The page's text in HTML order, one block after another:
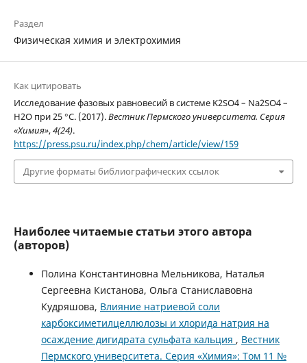
Раздел
Физическая химия и электрохимия
Как цитировать
Исследование фазовых равновесий в системе K2SO4 – Na2SO4 –
H2O при 25 °С. (2017).Вестник Пермского университета. Серия
«Химия»,4(24).
https://press.psu.ru/index.php/chem/article/view/159
Другие форматы библиографических ссылок
Наиболее читаемые статьи этого автора
(авторов)
Полина Константиновна Мельникова, Наталья
Сергеевна Кистанова, Ольга Станиславовна
Кудряшова, Влияние натриевой соли
карбоксиметилцеллюлозы и хлорида натрия на
осаждение дигидрата сульфата кальция , Вестник
Пермского университета. Серия «Химия»: Том 11 №